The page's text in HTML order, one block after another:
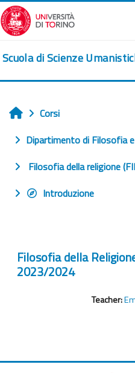
Vai al contenuto principale
Scuola di Scienze
Home
Corsi
Dipartimento di Filosofia
Filosofia della religione
Introduzione
Filosofia della
2023/2024
Teacher: